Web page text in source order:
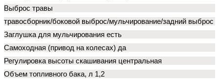
Выброс травы
травосборник/боковой выброс/мульчирование/задний выброс
Заглушка для мульчирования есть
Самоходная (привод на колесах) да
Регулировка высоты скашивания центральная
Объем топливного бака, л 1,2